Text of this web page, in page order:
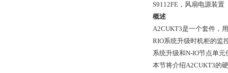
S9112FE， 风扇电源装置
概述
A2CUKT3是一个套件，
RIO系统升级时机柜的监
系统升级和N-IO节点单
本节将介绍A2CUKT3的